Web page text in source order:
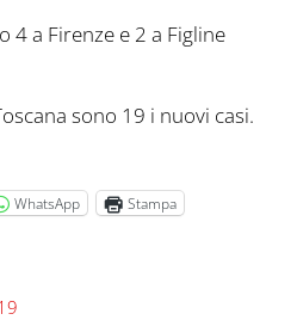
4 a Firenze e 2 a Figline
sono 19 i nuovi casi.
WhatsApp Stampa